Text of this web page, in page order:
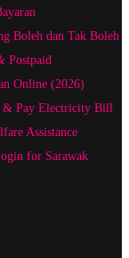
Boleh dan Tak Boleh
Postpaid
Online (2026)
& Pay Electricity Bill
Assistance
for Sarawak